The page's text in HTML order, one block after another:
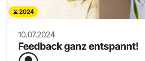
2024
10.07.2024
Feedback ganz entspannt!